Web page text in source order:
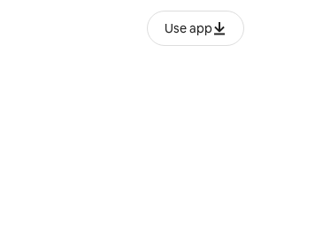
Use app